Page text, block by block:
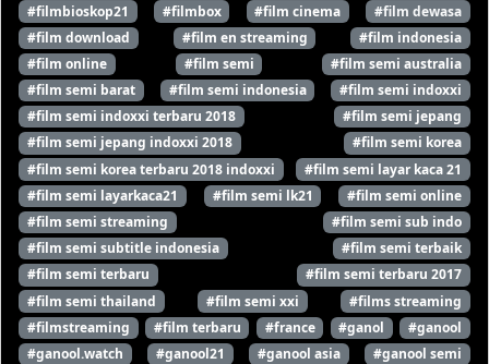
#filmbioskop21
#filmbox #film cinema
#film dewasa
#film download
#film en streaming
#film indonesia
#film online
#film semi
#film semi australia
#film semi barat
#film semi indonesia
#film semi indoxxi
#film semi indoxxi terbaru 2018
#film semi jepang
#film semi jepang indoxxi 2018
#film semi korea
#film semi korea terbaru 2018 indoxxi
#film semi layar kaca 21
#film semi layarkaca21
#film semi lk21
#film semi online
#film semi streaming
#film semi sub indo
#film semi subtitle indonesia
#film semi terbaik
#film semi terbaru
#film semi terbaru 2017
#film semi thailand
#film semi xxi
#films streaming
#filmstreaming
#film terbaru #france #ganol
#ganool
#ganool.watch
#ganool21 #ganool asia
#ganool semi